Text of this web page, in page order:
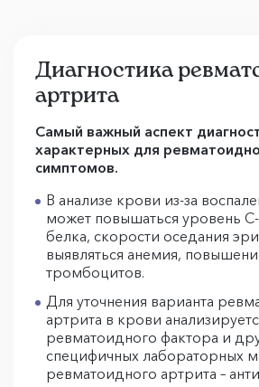
Диагностика
артрита
Самый важный аспект
характерных для
симптомов.
В анализе крови из-за
может повышаться уровень
белка, скорости оседания
выявляться анемия,
тромбоцитов.
Для уточнения варианта
артрита в крови
ревматоидного фактора и
специфичных лабораторных
ревматоидного артрита –